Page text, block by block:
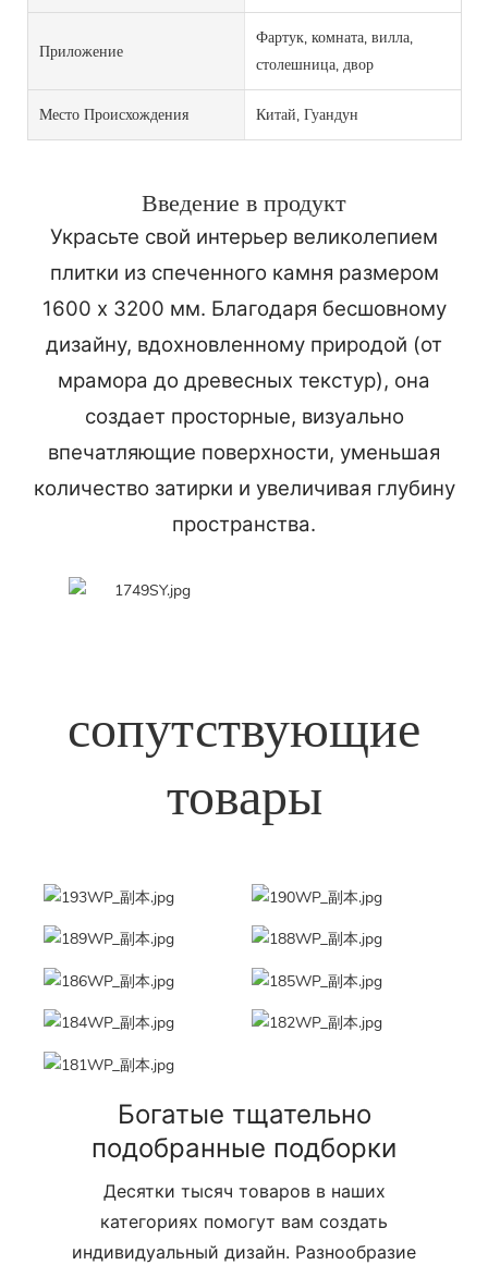
Приложение
Фартук, комната, вилла,
столешница, двор
Место Происхождения Китай, Гуандун
Введение в продукт
Украсьте свой интерьер великолепием
плитки из спеченного камня размером
1600 x 3200 мм. Благодаря бесшовному
дизайну, вдохновленному природой (от
мрамора до древесных текстур), она
создает просторные, визуально
впечатляющие поверхности, уменьшая
количество затирки и увеличивая глубину
пространства.
сопутствующие
товары
Богатые тщательно
подобранные подборки
Десятки тысяч товаров в наших
категориях помогут вам создать
индивидуальный дизайн. Разнообразие